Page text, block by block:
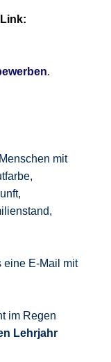
.
mit
eine E-Mail mit
im Regen
Lehrjahr